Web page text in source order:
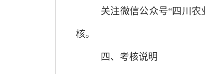
关注微信公众号“四川农
核。
四、考核说明